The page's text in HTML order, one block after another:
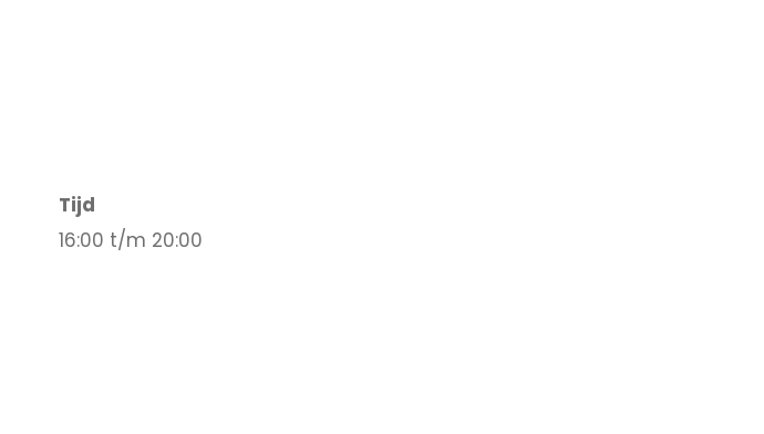
Tijd
16:00 t/m 20:00